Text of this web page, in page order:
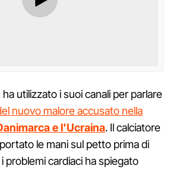
ha utilizzato i suoi canali per parlare
nuovo malore accusato nella
e l'Ucraina. Il calciatore
le mani sul petto prima di
problemi cardiaci ha spiegato